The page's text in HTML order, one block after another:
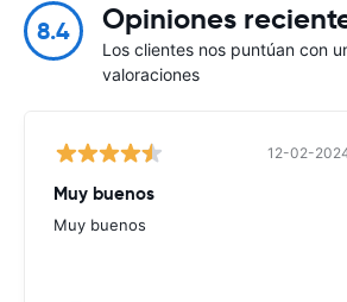
8.4 Opiniones
Los clientes nos puntúan con
valoraciones
12-02-
Muy buenos
Muy buenos